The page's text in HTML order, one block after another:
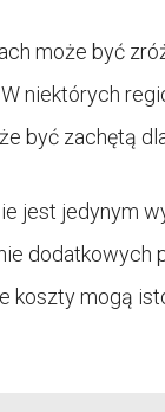
może być
niektórych
być zachętą
jest jedynym
dodatkowych
mogą